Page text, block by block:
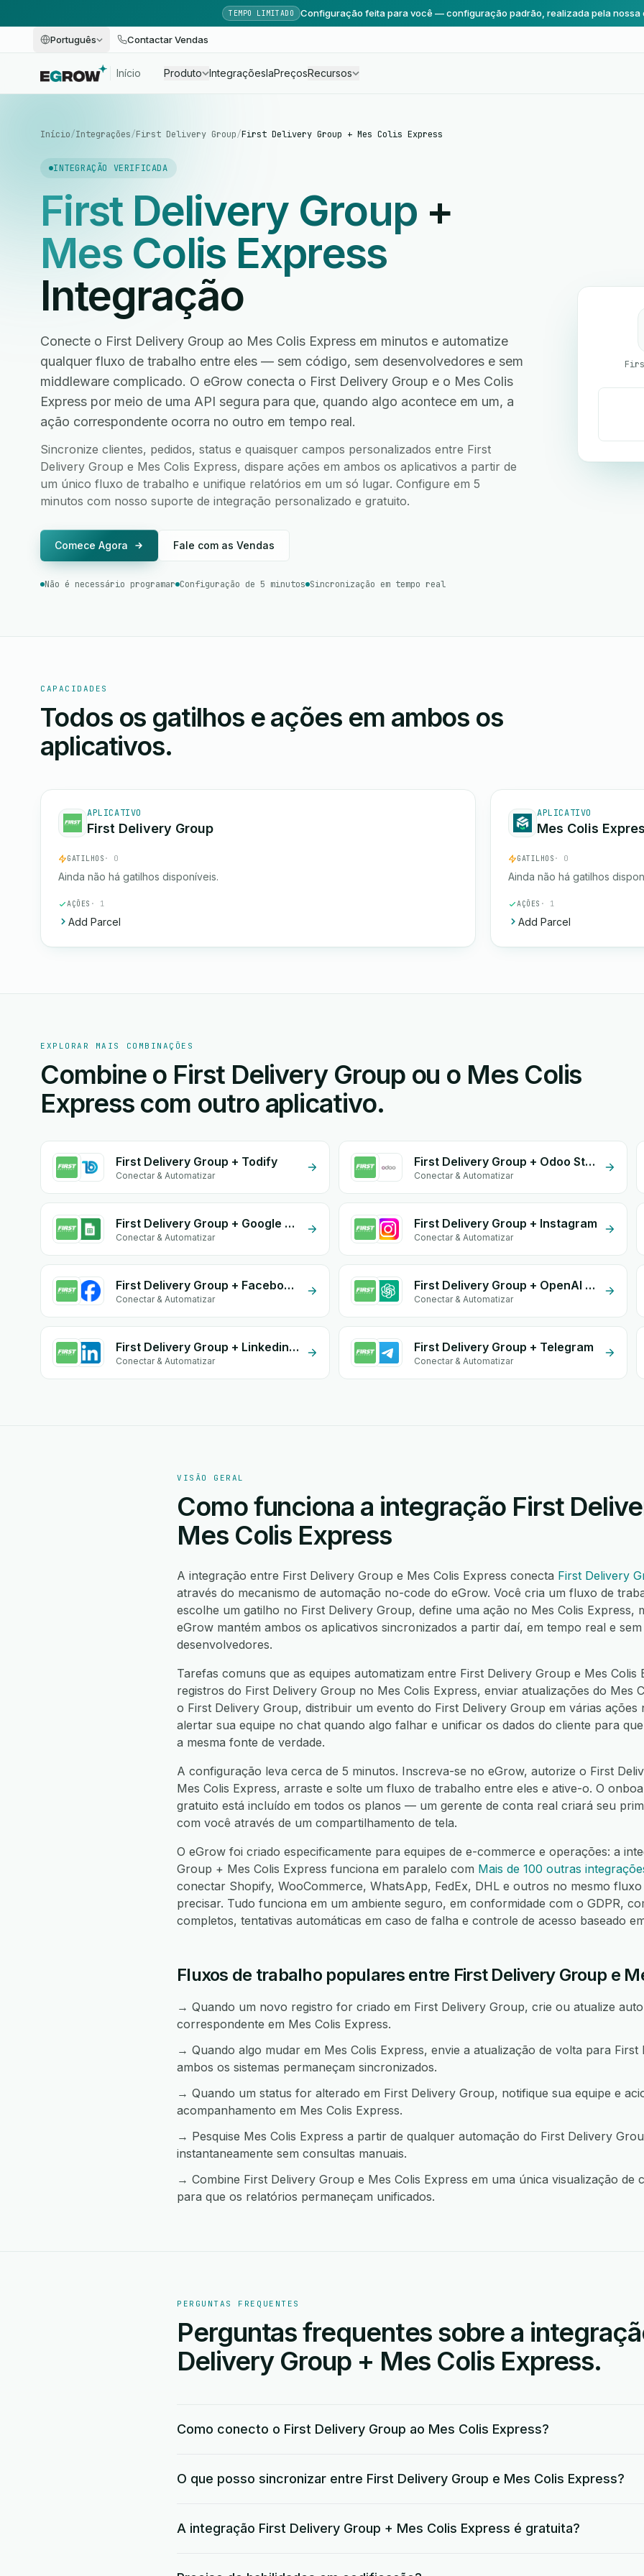
TEMPO LIMITADO Configuração feita para você — configuração padrão, realizada pela nossa
Português Contactar Vendas
Início Produto IntegraçõesIaPreçosRecursos
Início/Integrações/First Delivery Group/First Delivery Group + Mes Colis Express
INTEGRAÇÃO VERIFICADA
First Delivery Group +
Mes Colis Express
Integração
Conecte o First Delivery Group ao Mes Colis Express em minutos e automatize
qualquer fluxo de trabalho entre eles — sem código, sem desenvolvedores e sem
middleware complicado. O eGrow conecta o First Delivery Group e o Mes Colis
Express por meio de uma API segura para que, quando algo acontece em um, a
ação correspondente ocorra no outro em tempo real.
Sincronize clientes, pedidos, status e quaisquer campos personalizados entre First
Delivery Group e Mes Colis Express, dispare ações em ambos os aplicativos a partir de
um único fluxo de trabalho e unifique relatórios em um só lugar. Configure em 5
minutos com nosso suporte de integração personalizado e gratuito.
Comece Agora Fale com as Vendas
Não é necessário programar Configuração de 5 minutos Sincronização em tempo real
CAPACIDADES
Todos os gatilhos e ações em ambos os
aplicativos.
APLICATIVO
First Delivery Group
GATILHOS · 0
Ainda não há gatilhos disponíveis.
AÇÕES · 1
Add Parcel
APLICATIVO
Mes Colis
GATILHOS · 0
Ainda não há gatilhos
AÇÕES · 1
Add Parcel
EXPLORAR MAIS COMBINAÇÕES
Combine o First Delivery Group ou o Mes Colis
Express com outro aplicativo.
First Delivery Group + Todify
Conectar & Automatizar
First Delivery Group + Odoo Store
Conectar & Automatizar
First Delivery Group + Google Sheets
Conectar & Automatizar
First Delivery Group + Instagram
Conectar & Automatizar
First Delivery Group + Facebook Leads
Conectar & Automatizar
First Delivery Group + OpenAI (ChatGPT)
Conectar & Automatizar
First Delivery Group + Linkedin form
Conectar & Automatizar
First Delivery Group + Telegram
Conectar & Automatizar
VISÃO GERAL
Como funciona a integração First
Mes Colis Express
A integração entre First Delivery Group e Mes Colis Express conecta First Delivery
através do mecanismo de automação no-code do eGrow. Você cria um fluxo de
escolhe um gatilho no First Delivery Group, define uma ação no Mes Colis Express,
eGrow mantém ambos os aplicativos sincronizados a partir daí, em tempo real e sem
desenvolvedores.
Tarefas comuns que as equipes automatizam entre First Delivery Group e Mes
registros do First Delivery Group no Mes Colis Express, enviar atualizações do Mes
o First Delivery Group, distribuir um evento do First Delivery Group em várias ações
alertar sua equipe no chat quando algo falhar e unificar os dados do cliente para
a mesma fonte de verdade.
A configuração leva cerca de 5 minutos. Inscreva-se no eGrow, autorize o First
Mes Colis Express, arraste e solte um fluxo de trabalho entre eles e ative-o. O
gratuito está incluído em todos os planos — um gerente de conta real criará seu
com você através de um compartilhamento de tela.
O eGrow foi criado especificamente para equipes de e-commerce e operações: a
Group + Mes Colis Express funciona em paralelo com Mais de 100 outras
conectar Shopify, WooCommerce, WhatsApp, FedEx, DHL e outros no mesmo
precisar. Tudo funciona em um ambiente seguro, em conformidade com o GDPR,
completos, tentativas automáticas em caso de falha e controle de acesso baseado
Fluxos de trabalho populares entre First Delivery Group e
→ Quando um novo registro for criado em First Delivery Group, crie ou atualize
correspondente em Mes Colis Express.
→ Quando algo mudar em Mes Colis Express, envie a atualização de volta para
ambos os sistemas permaneçam sincronizados.
→ Quando um status for alterado em First Delivery Group, notifique sua equipe e
acompanhamento em Mes Colis Express.
→ Pesquise Mes Colis Express a partir de qualquer automação do First Delivery
instantaneamente sem consultas manuais.
→ Combine First Delivery Group e Mes Colis Express em uma única visualização de
para que os relatórios permaneçam unificados.
PERGUNTAS FREQUENTES
Perguntas frequentes sobre a
Delivery Group + Mes Colis Express.
Como conecto o First Delivery Group ao Mes Colis Express?
O que posso sincronizar entre First Delivery Group e Mes Colis Express?
A integração First Delivery Group + Mes Colis Express é gratuita?